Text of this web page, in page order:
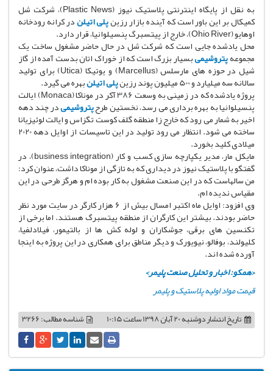
به نقل از پایگاه اینترنتی پلاستیک نیوز (Plastic News)، شرکت شل
کمیکال بر این باور است که آینده بازار رزینپلی اتیلندر کرانه رودخانه
اوهایو (Ohio River)، خارج از پیتسبرگ پنسیلوانیا، قرار دارد.
محل یادشده جایی است که شرکت شل در حال حاضر مشغول ساخت یک
مجموعهپتروشیمیبسیار بزرگ است که از خوراک اتان بدست آمده از گاز
شیل در حوزه های مارسلس (Marcellus) و یوتیکا (Utica) برای تولید
سالانه سه میلیارد و 500 میلیون پوند رزین پلی اتیلنبهره می گیرد.
پروژه یادشده که در زمینی به وسعت 386 آکر در موناکا (Monaca) ایالت
پنسیلوانیا به بهره برداری می رسد، نخستین طرحپتروشیمیدر چند دهه
اخیر به شمار می رود که خارج زا منطقه گلف کوست تگزاس و ایالت لوئیزیانا
ساخته می شود. انتظار می رود تولید در این تاسیسات از اوایل دهه 2020
میلادی کلید بخورد.
مایکل مار، مدیر یکپارچه سازی کسب و کار (business integration)، در
گفتگو با پلاستیک نیوز در دیداری که به تازگی از موناکا داشت، عنوان کرد:
من سالهاست که در این صنعت مشغول به کار بوده ام و هرگز طرحی در این
مقیاس ندیده ام.
وی افزود: اوایل ماه اکتبر امسال بیش از 6 هزار کارگر در سایت مورد نظر
حاضر بودند. بیشتر این کارگران از منطقه پیتسبرگ هستند. اما برخی از
تکنسین های برقی، جوشکاران و لوله کش ها از بالتیمور، فیلادلفیا،
کلیولند، بوفالو، نیویورک و دیگر مناطق برای همکاری در این پروژه به اینجا
آورده شده اند.
<همکو: اخبار و تحلیل صنعت پلیمر>
قیمت مواد اولیه پلاستیک و پلیمر
شناسه مطالب: 3266 تاریخ انتشاردوشنبه 20 آبان 1398 ساعت 10:15